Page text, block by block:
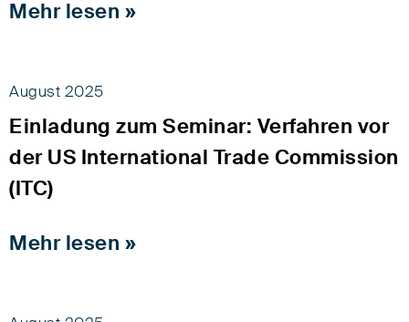
Mehr lesen »
August 2025
Einladung zum Seminar: Verfahren vor
der US International Trade Commission
(ITC)
Mehr lesen »